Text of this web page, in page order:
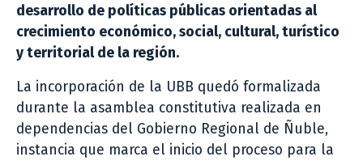
desarrollo de políticas públicas orientadas al
crecimiento económico, social, cultural, turístico
y territorial de la región.
La incorporación de la UBB quedó formalizada
durante la asamblea constitutiva realizada en
dependencias del Gobierno Regional de Ñuble,
instancia que marca el inicio del proceso para la